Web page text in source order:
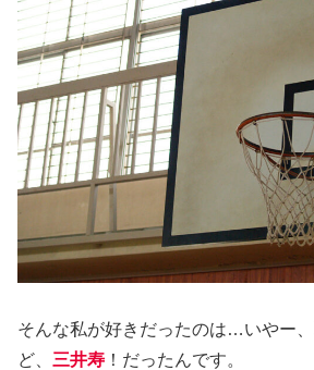
そんな私が好きだったのは…いやー
ど、 三井寿 ！だったんです。